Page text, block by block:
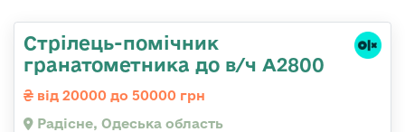
Стрілець-помічник
гранатометника до в/ч А2800
від 20000 до 50000 грн
Радісне, Одеська область